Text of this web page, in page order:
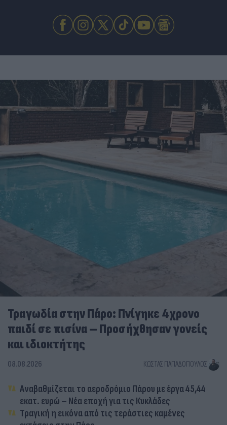
Τραγωδία στην Πάρο: Πνίγηκε 4χρονο
παιδί σε πισίνα – Προσήχθησαν γονείς
και ιδιοκτήτης
08.08.2026 ΚΏΣΤΑΣ ΠΑΠΑΔΌΠΟΥΛΟΣ
Αναβαθμίζεται το αεροδρόμιο Πάρου με έργα 45,44
εκατ. ευρώ – Νέα εποχή για τις Κυκλάδες
Τραγική η εικόνα από τις τεράστιες καμένες